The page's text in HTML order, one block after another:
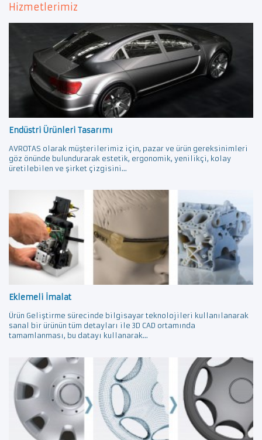
Hizmetlerimiz
Endüstri Ürünleri Tasarımı
AVROTAS olarak müşterilerimiz için, pazar ve ürün gereksinimleri
göz önünde bulundurarak estetik, ergonomik, yenilikçi, kolay
üretilebilen ve şirket çizgisini...
Eklemeli İmalat
Ürün Geliştirme sürecinde bilgisayar teknolojileri kullanılanarak
sanal bir ürünün tüm detayları ile 3D CAD ortamında
tamamlanması, bu datayı kullanarak...